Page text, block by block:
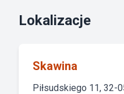
Lokalizacje
Skawina
Piłsudskiego 11, 32-